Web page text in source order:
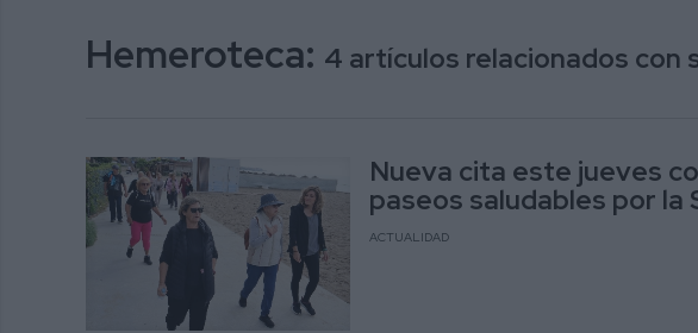
Hemeroteca: 4 artículos relacionados con
Nueva cita este jueves
paseos saludables por la
ACTUALIDAD